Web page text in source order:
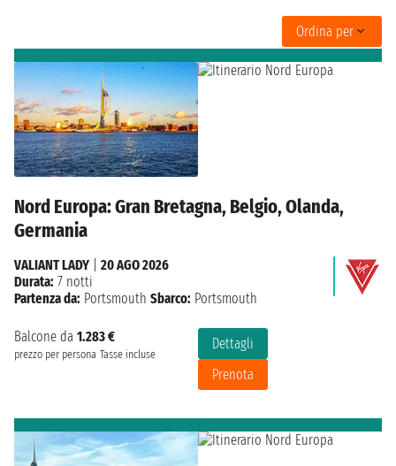
Ordina per
Nord Europa: Gran Bretagna, Belgio, Olanda,
Germania
Balcone da 1.283 €
prezzo per persona Tasse incluse
Dettagli
Prenota
VALIANT LADY
20 AGO 2026
Durata: 7 notti
Partenza da: Portsmouth Sbarco: Portsmouth